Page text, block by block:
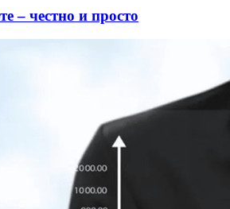
– честно и просто